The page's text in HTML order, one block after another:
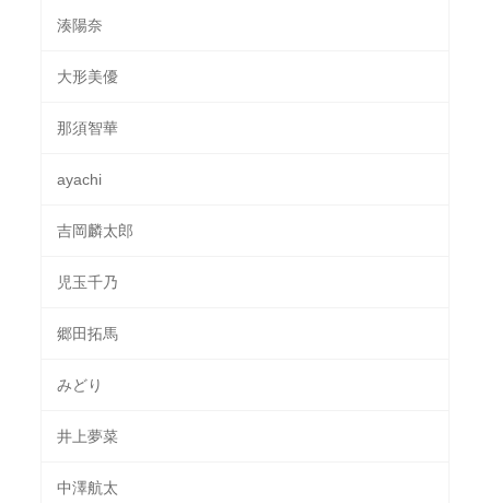
湊陽奈
大形美優
那須智華
ayachi
吉岡麟太郎
児玉千乃
郷田拓馬
みどり
井上夢菜
中澤航太